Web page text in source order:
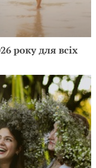
року для всіх